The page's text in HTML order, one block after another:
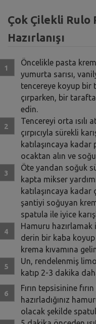
Çok Çilekli Rulo
Hazırlanışı
Öncelikle pasta
yumurta sarısı,
tencereye koyup bir
çırparken, bir
edin.
Tencereyi orta ısılı
çırpıcıyla sürekli
katılaşıncaya kadar
ocaktan alın ve
Öte yandan soğuk
kapta mikser
katılaşıncaya kadar
şantiyi soğuyan
spatula ile iyice
Hamuru
derin bir kaba
krema kıvamına
Un, rendelenmiş
katıp 2-3 dakika
Fırın tepsisinine
hazırladığınız
olacak şekilde